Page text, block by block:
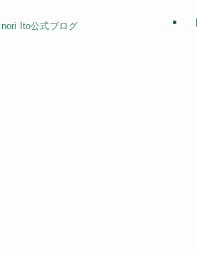
Ito公式ブログ